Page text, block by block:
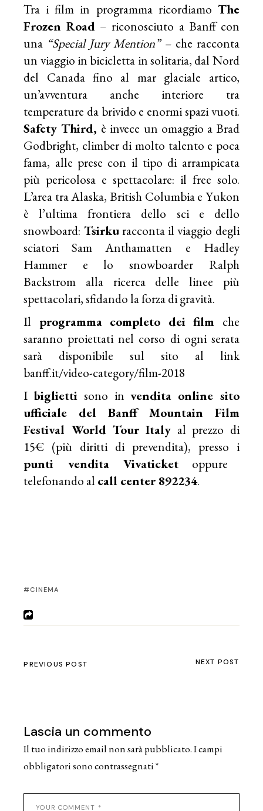
Tra i film in programma ricordiamo The
Frozen Road – riconosciuto a Banff con
una “Special Jury Mention” –che racconta
un viaggio in bicicletta in solitaria, dal Nord
del Canada fino al mar glaciale artico,
un’avventura anche interiore tra
temperature da brivido e enormi spazi vuoti.
Safety Third, è invece un omaggio a Brad
Godbright, climber di molto talento e poca
fama, alle prese con il tipo di arrampicata
più pericolosa e spettacolare: il free solo.
L’area tra Alaska, British Columbia e Yukon
è l’ultima frontiera dello sci e dello
snowboard: Tsirkuracconta il viaggio degli
sciatori Sam Anthamatten e Hadley
Hammer e lo snowboarder Ralph
Backstrom alla ricerca delle linee più
spettacolari, sfidando la forza di gravità.
Il programma completo dei film che
saranno proiettati nel corso di ogni serata
sarà disponibile sul sito al link
banff.it/video-category/film-2018
Ibiglietti sono invendita online sito
ufficiale del Banff Mountain Film
Festival World Tour Italy al prezzo di
15€ (più diritti di prevendita), presso i
punti vendita Vivaticket oppure
telefonando al call center 892234.
CINEMA
PREVIOUS POST NEXT POST
Lascia un commento
Il tuo indirizzo email non sarà pubblicato.I campi
obbligatori sono contrassegnati*